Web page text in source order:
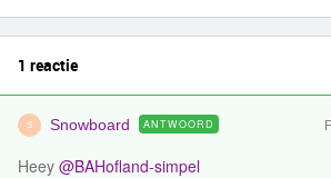
1 reactie
S Snowboard ANTWOORD
Heey @BAHofland-simpel